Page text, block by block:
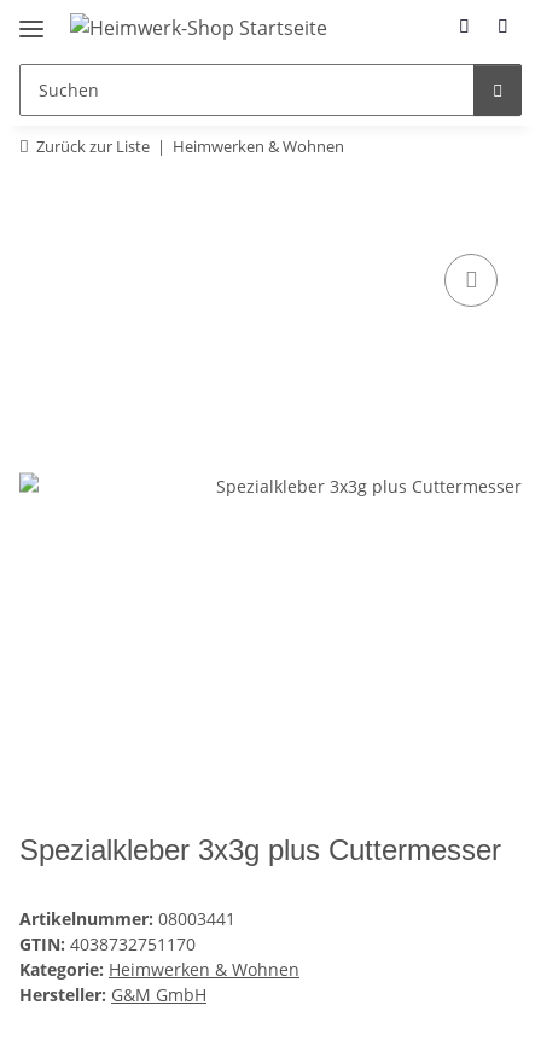
Zurück zur Liste Heimwerken & Wohnen
Spezialkleber 3x3g plus Cuttermesser
Artikelnummer: 08003441
GTIN: 4038732751170
Kategorie: Heimwerken & Wohnen
Hersteller: G&M GmbH